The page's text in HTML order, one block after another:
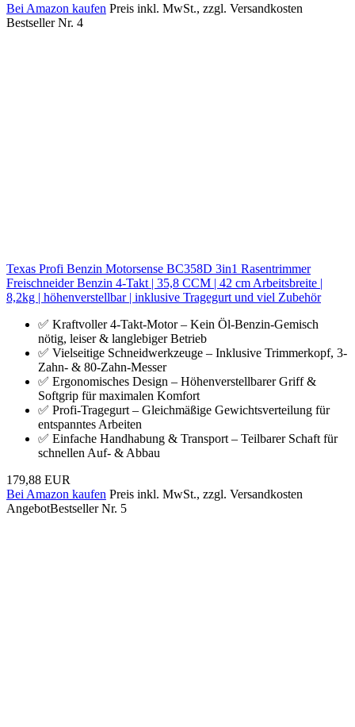
Bei Amazon kaufen Preis inkl. MwSt., zzgl. Versandkosten
Bestseller Nr. 4
Texas Profi Benzin Motorsense BC358D 3in1 Rasentrimmer
Freischneider Benzin 4-Takt | 35,8 CCM | 42 cm Arbeitsbreite |
8,2kg | höhenverstellbar | inklusive Tragegurt und viel Zubehör
✅ Kraftvoller 4-Takt-Motor – Kein Öl-Benzin-Gemisch
nötig, leiser & langlebiger Betrieb
✅ Vielseitige Schneidwerkzeuge – Inklusive Trimmerkopf, 3-
Zahn- & 80-Zahn-Messer
✅ Ergonomisches Design – Höhenverstellbarer Griff &
Softgrip für maximalen Komfort
✅ Profi-Tragegurt – Gleichmäßige Gewichtsverteilung für
entspanntes Arbeiten
✅ Einfache Handhabung & Transport – Teilbarer Schaft für
schnellen Auf- & Abbau
179,88 EUR
Bei Amazon kaufen Preis inkl. MwSt., zzgl. Versandkosten
AngebotBestseller Nr. 5